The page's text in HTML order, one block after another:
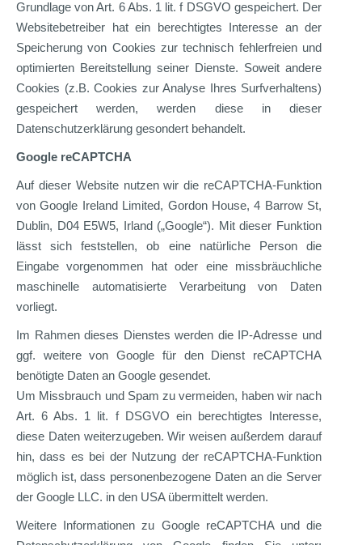
Grundlage von Art. 6 Abs. 1 lit. f DSGVO gespeichert. Der
Websitebetreiber hat ein berechtigtes Interesse an der
Speicherung von Cookies zur technisch fehlerfreien und
optimierten Bereitstellung seiner Dienste. Soweit andere
Cookies (z.B. Cookies zur Analyse Ihres Surfverhaltens)
gespeichert werden, werden diese in dieser
Datenschutzerklärung gesondert behandelt.
Google reCAPTCHA
Auf dieser Website nutzen wir die reCAPTCHA-Funktion
von Google Ireland Limited, Gordon House, 4 Barrow St,
Dublin, D04 E5W5, Irland („Google“). Mit dieser Funktion
lässt sich feststellen, ob eine natürliche Person die
Eingabe vorgenommen hat oder eine missbräuchliche
maschinelle automatisierte Verarbeitung von Daten
vorliegt.
Im Rahmen dieses Dienstes werden die IP-Adresse und
ggf. weitere von Google für den Dienst reCAPTCHA
benötigte Daten an Google gesendet.
Um Missbrauch und Spam zu vermeiden, haben wir nach
Art. 6 Abs. 1 lit. f DSGVO ein berechtigtes Interesse,
diese Daten weiterzugeben. Wir weisen außerdem darauf
hin, dass es bei der Nutzung der reCAPTCHA-Funktion
möglich ist, dass personenbezogene Daten an die Server
der Google LLC. in den USA übermittelt werden.
Weitere Informationen zu Google reCAPTCHA und die